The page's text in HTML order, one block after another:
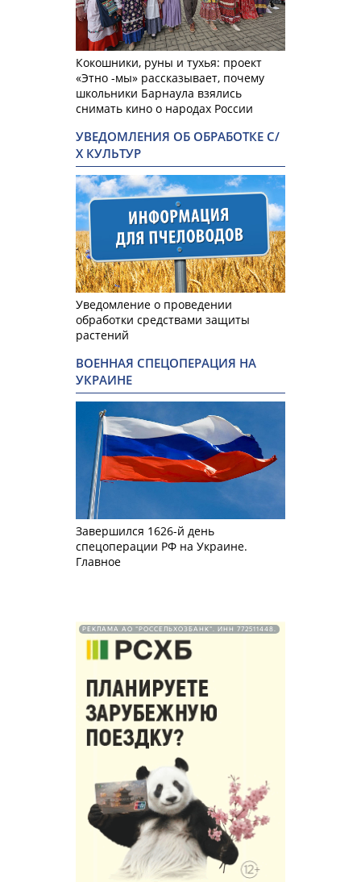
Кокошники, руны и тухья: проект
«Этно -мы» рассказывает, почему
школьники Барнаула взялись
снимать кино о народах России
УВЕДОМЛЕНИЯ ОБ ОБРАБОТКЕ С/
Х КУЛЬТУР
Уведомление о проведении
обработки средствами защиты
растений
ВОЕННАЯ СПЕЦОПЕРАЦИЯ НА
УКРАИНЕ
Завершился 1626-й день
спецоперации РФ на Украине.
Главное
РЕКЛАМА АО "РОССЕЛЬХОЗБАНК". ИНН 772511448.